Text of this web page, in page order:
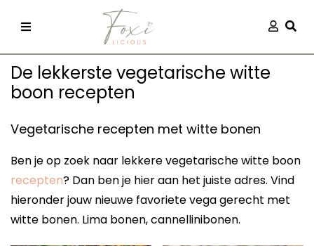
kleding
De lekkerste vegetarische witte
boon recepten
Vegetarische recepten met witte bonen
Ben je op zoek naar lekkere vegetarische witte boon
recepten? Dan ben je hier aan het juiste adres. Vind
hieronder jouw nieuwe favoriete vega gerecht met
witte bonen. Lima bonen, cannellinibonen.